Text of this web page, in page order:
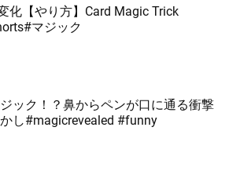
化【やり方】Card Magic Trick
マジック
ック！？鼻からペンが口に通る衝撃
し#magicrevealed #funny